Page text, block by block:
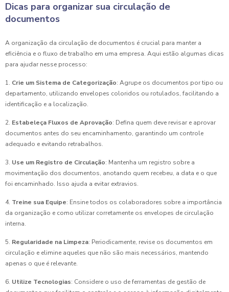
Dicas para organizar sua circulação de
documentos
A organização da circulação de documentos é crucial para manter a
eficiência e o fluxo de trabalho em uma empresa. Aqui estão algumas dicas
para ajudar nesse processo:
1. Crie um Sistema de Categorização: Agrupe os documentos por tipo ou
departamento, utilizando envelopes coloridos ou rotulados, facilitando a
identificação e a localização.
2. Estabeleça Fluxos de Aprovação: Defina quem deve revisar e aprovar
documentos antes do seu encaminhamento, garantindo um controle
adequado e evitando retrabalhos.
3. Use um Registro de Circulação: Mantenha um registro sobre a
movimentação dos documentos, anotando quem recebeu, a data e o que
foi encaminhado. Isso ajuda a evitar extravios.
4. Treine sua Equipe: Ensine todos os colaboradores sobre a importância
da organização e como utilizar corretamente os envelopes de circulação
interna.
5. Regularidade na Limpeza: Periodicamente, revise os documentos em
circulação e elimine aqueles que não são mais necessários, mantendo
apenas o que é relevante.
6. Utilize Tecnologias: Considere o uso de ferramentas de gestão de